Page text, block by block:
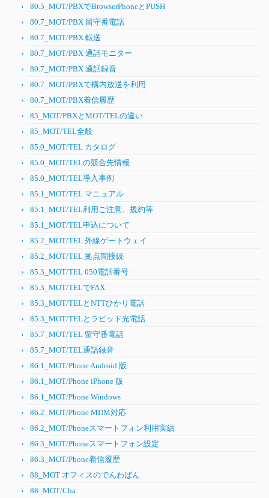
80.5_MOT/PBXでBrowserPhoneとPUSH
80.7_MOT/PBX 留守番電話
80.7_MOT/PBX 転送
80.7_MOT/PBX 通話モニター
80.7_MOT/PBX 通話録音
80.7_MOT/PBXで構内放送を利用
80.7_MOT/PBX着信履歴
85_MOT/PBXとMOT/TELの違い
85_MOT/TEL全般
85.0_MOT/TEL カタログ
85.0_MOT/TELの競合先情報
85.0_MOT/TEL導入事例
85.1_MOT/TEL マニュアル
85.1_MOT/TEL利用ご注意、規約等
85.1_MOT/TEL申込について
85.2_MOT/TEL 外線ゲートウェイ
85.2_MOT/TEL 拠点間接続
85.3_MOT/TEL 050電話番号
85.3_MOT/TELでFAX
85.3_MOT/TELとNTTひかり電話
85.3_MOT/TELとラピッド光電話
85.7_MOT/TEL 留守番電話
85.7_MOT/TEL通話録音
86.1_MOT/Phone Android 版
86.1_MOT/Phone iPhone 版
86.1_MOT/Phone Windows
86.2_MOT/Phone MDM対応
86.2_MOT/Phoneスマートフォン利用実績
86.3_MOT/Phoneスマートフォン設定
86.3_MOT/Phone着信履歴
88_MOT オフィスのでんわばん
88_MOT/Cha